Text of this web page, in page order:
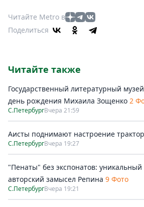
Читайте Metro в
Поделиться
Читайте также
Государственный литературный
день рождения Михаила Зощенко 2
С.ПетербургВчера 21:59
Аисты поднимают настроение
С.ПетербургВчера 19:27
"Пенаты" без экспонатов:
авторский замысел Репина 9 Фото
С.ПетербургВчера 19:21